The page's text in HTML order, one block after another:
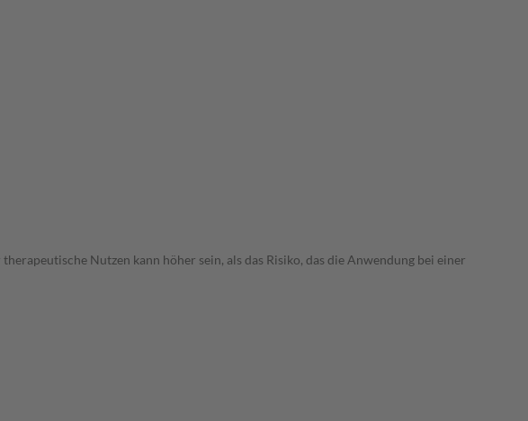
Nutzen kann höher sein, als das Risiko, das die Anwendung bei einer